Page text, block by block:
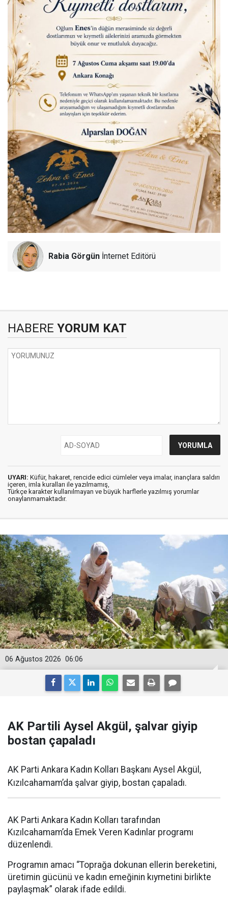
Rabia Görgün İnternet Editörü
HABERE YORUM KAT
UYARI: Küfür, hakaret, rencide edici cümleler veya imalar, inançlara saldırı
içeren, imla kuralları ile yazılmamış,
Türkçe karakter kullanılmayan ve büyük harflerle yazılmış yorumlar
onaylanmamaktadır.
06:06
06 Ağustos 2026
AK Partili Aysel Akgül, şalvar giyip
bostan çapaladı
AK Parti Ankara Kadın Kolları Başkanı Aysel Akgül,
Kızılcahamam’da şalvar giyip, bostan çapaladı.
AK Parti Ankara Kadın Kolları tarafından
Kızılcahamam’da Emek Veren Kadınlar programı
düzenlendi.
Programın amacı “Toprağa dokunan ellerin bereketini,
üretimin gücünü ve kadın emeğinin kıymetini birlikte
paylaşmak” olarak ifade edildi.